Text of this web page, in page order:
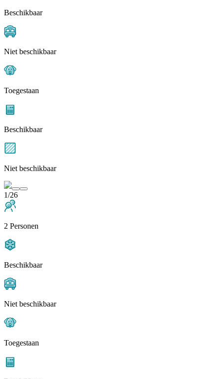
Beschikbaar
Niet beschikbaar
Toegestaan
Beschikbaar
Niet beschikbaar
1/26
2 Personen
Beschikbaar
Niet beschikbaar
Toegestaan